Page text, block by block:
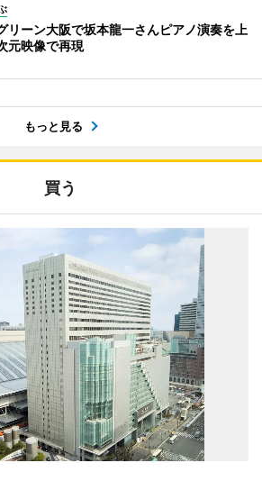
リーン大阪で坂本龍一さんピアノ演奏を上
映像で再現
もっと見る
買う